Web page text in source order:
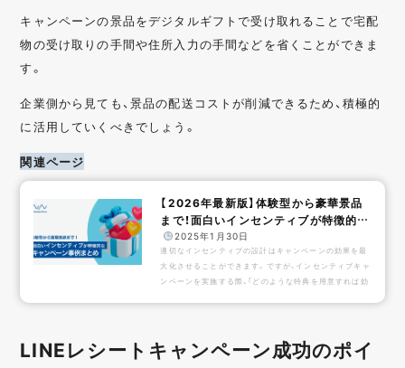
キャンペーンの景品をデジタルギフトで受け取れることで宅配
物の受け取りの手間や住所入力の手間などを省くことができま
す。
企業側から見ても、景品の配送コストが削減できるため、積極的
に活用していくべきでしょう。
関連ページ
【2026年最新版】体験型から豪華景品
まで！面白いインセンティブが特徴的な
キャン...
2025年1月30日
適切なインセンティブの設計はキャンペーンの効果を最
大化させることができます。ですが、インセンティブキャ
ンペーンを実施する際、「どのような特典を用意すれば効
的なインセンティブ設計のポイントを解説します！キャ
ンペーンのお問い合わせは下記バナーから！ 目次 インセ
LINEレシートキャンペーン成功のポイ